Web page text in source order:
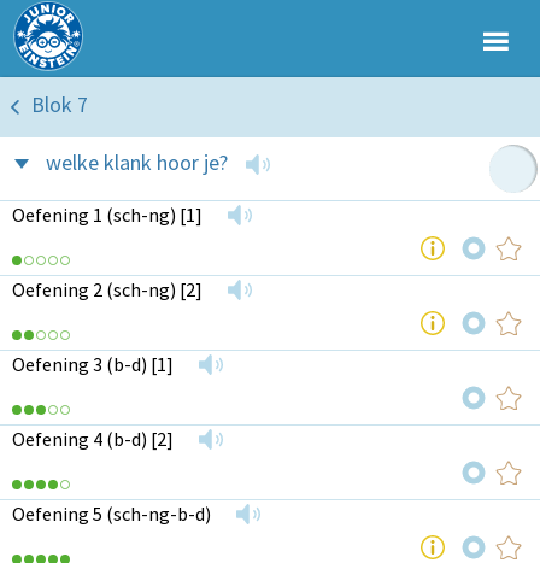
Blok 7
welke klank hoor je?
Oefening 1 (sch-ng) [1]
Oefening 2 (sch-ng) [2]
Oefening 3 (b-d) [1]
Oefening 4 (b-d) [2]
Oefening 5 (sch-ng-b-d)